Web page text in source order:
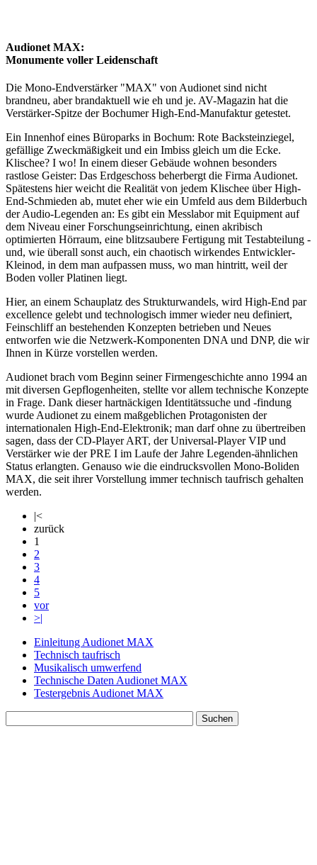
Audionet MAX:
Monumente voller Leidenschaft
Die Mono-Endverstärker "MAX" von Audionet sind nicht
brandneu, aber brandaktuell wie eh und je. AV-Magazin hat die
Verstärker-Spitze der Bochumer High-End-Manufaktur getestet.
Ein Innenhof eines Büroparks in Bochum: Rote Backsteinziegel,
gefällige Zweckmäßigkeit und ein Imbiss gleich um die Ecke.
Klischee? I wo! In einem dieser Gebäude wohnen besonders
rastlose Geister: Das Erdgeschoss beherbergt die Firma Audionet.
Spätestens hier weicht die Realität von jedem Klischee über High-
End-Schmieden ab, mutet eher wie ein Umfeld aus dem Bilderbuch
der Audio-Legenden an: Es gibt ein Messlabor mit Equipment auf
dem Niveau einer Forschungseinrichtung, einen akribisch
optimierten Hörraum, eine blitzsaubere Fertigung mit Testabteilung -
und, wie überall sonst auch, ein chaotisch wirkendes Entwickler-
Kleinod, in dem man aufpassen muss, wo man hintritt, weil der
Boden voller Platinen liegt.
Hier, an einem Schauplatz des Strukturwandels, wird High-End par
excellence gelebt und technologisch immer wieder neu definiert,
Feinschliff an bestehenden Konzepten betrieben und Neues
entworfen wie die Netzwerk-Komponenten DNA und DNP, die wir
Ihnen in Kürze vorstellen werden.
Audionet brach vom Beginn seiner Firmengeschichte anno 1994 an
mit diversen Gepflogenheiten, stellte vor allem technische Konzepte
in Frage. Dank dieser hartnäckigen Identitätssuche und -findung
wurde Audionet zu einem maßgeblichen Protagonisten der
internationalen High-End-Elektronik; man darf ohne zu übertreiben
sagen, dass der CD-Player ART, der Universal-Player VIP und
Verstärker wie der PRE I im Laufe der Jahre Legenden-ähnlichen
Status erlangten. Genauso wie die eindrucksvollen Mono-Boliden
MAX, die seit ihrer Vorstellung immer technisch taufrisch gehalten
werden.
|<
zurück
1
2
3
4
5
vor
>|
Einleitung Audionet MAX
Technisch taufrisch
Musikalisch umwerfend
Technische Daten Audionet MAX
Testergebnis Audionet MAX